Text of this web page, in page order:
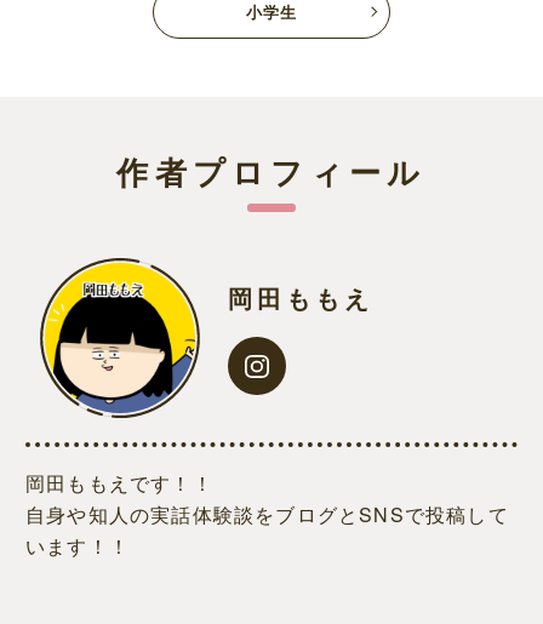
小学生
作者プロフィール
岡田ももえ
岡田ももえです！！
自身や知人の実話体験談をブログとSNSで投稿して
います！！